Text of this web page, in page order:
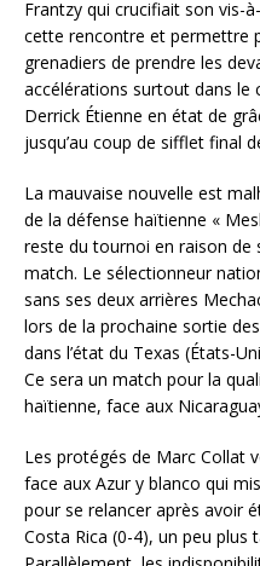
Frantzy qui crucifiait son vis-
cette rencontre et permettre
grenadiers de prendre les
accélérations surtout dans le
Derrick Étienne en état de
jusqu’au coup de sifflet final
La mauvaise nouvelle est
de la défense haïtienne «
reste du tournoi en raison de
match. Le sélectionneur
sans ses deux arrières
lors de la prochaine sortie
dans l’état du Texas (États-
Ce sera un match pour la
haïtienne, face aux
Les protégés de Marc Collat
face aux Azur y blanco qui
pour se relancer après avoir
Costa Rica (0-4), un peu plus